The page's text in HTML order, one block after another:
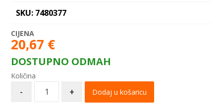
SKU: 7480377
20,67 €
DOSTUPNO ODMAH
- + Dodaj u košaricu